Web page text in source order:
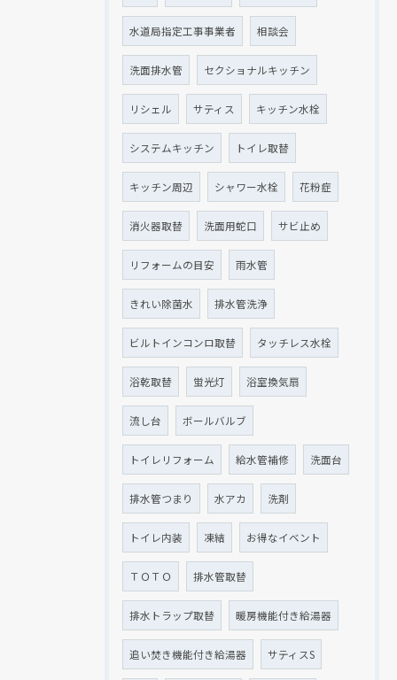
水道局指定工事事業者 相談会
洗面排水管 セクショナルキッチン
リシェル サティス キッチン水栓
システムキッチン トイレ取替
キッチン周辺 シャワー水栓 花粉症
消火器取替 洗面用蛇口 サビ止め
リフォームの目安 雨水管
きれい除菌水 排水管洗浄
ビルトインコンロ取替 タッチレス水栓
浴乾取替 蛍光灯 浴室換気扇
流し台 ボールバルブ
トイレリフォーム 給水管補修 洗面台
排水管つまり 水アカ 洗剤
トイレ内装 凍結 お得なイベント
ＴＯＴＯ 排水管取替
排水トラップ取替 暖房機能付き給湯器
追い焚き機能付き給湯器 サティスS